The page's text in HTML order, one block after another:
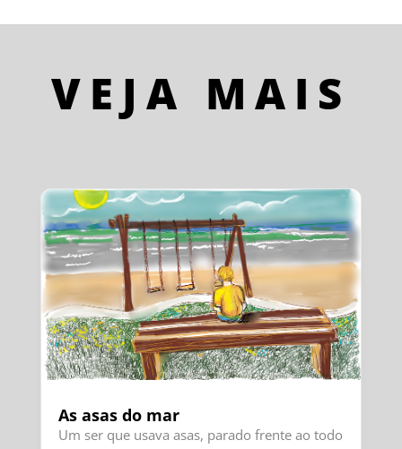
VEJA MAIS
As asas do mar
Um ser que usava asas, parado frente ao todo